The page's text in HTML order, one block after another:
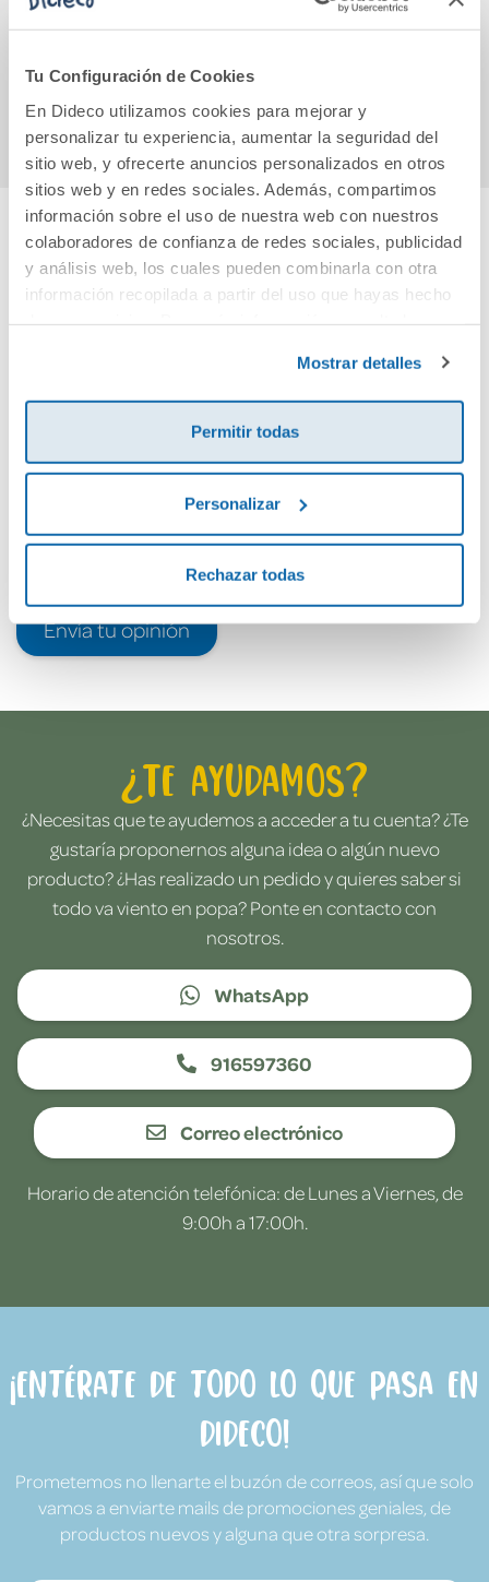
Tu Configuración de Cookies
En Dideco utilizamos cookies para mejorar y
personalizar tu experiencia, aumentar la seguridad del
sitio web, y ofrecerte anuncios personalizados en otros
sitios web y en redes sociales. Además, compartimos
información sobre el uso de nuestra web con nuestros
colaboradores de confianza de redes sociales, publicidad
y análisis web, los cuales pueden combinarla con otra
información recopilada a partir del uso que hayas hecho
Mostrar detalles
Permitir todas
Personalizar
Rechazar todas
Comprar
Comprar
Cuéntanos tu opinión
Debes iniciar sesión para poder valorarlo
Envía tu opinión
¿Te ayudamos?
¿Necesitas que te ayudemos a acceder a tu cuenta? ¿Te
gustaría proponernos alguna idea o algún nuevo
producto? ¿Has realizado un pedido y quieres saber si
todo va viento en popa? Ponte en contacto con
nosotros.
WhatsApp
916597360
Correo electrónico
Horario de atención telefónica: de Lunes a Viernes, de
9:00h a 17:00h.
¡Entérate de todo lo que pasa en
Dideco!
Prometemos no llenarte el buzón de correos, así que solo
vamos a enviarte mails de promociones geniales, de
productos nuevos y alguna que otra sorpresa.